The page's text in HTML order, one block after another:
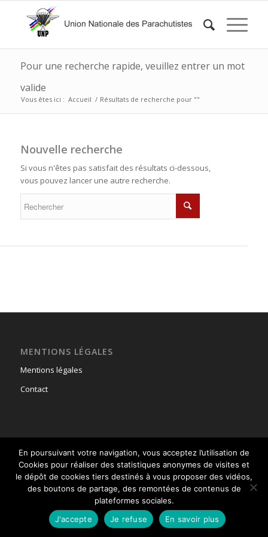
Pour une recherche rapide, veuillez entrer un mot
valide
Vous êtes ici : Accueil / Résultats de recherche pour ""
Nouvelle recherche
Si vous n'êtes pas satisfait des résultats ci-dessous,
vous pouvez lancer une autre recherche.
MENTIONS LÉGALES
Mentions légales
Contact
© Copyright - Union Nationale des Parachutistes -powered by Enfold
WordPress Theme
En poursuivant votre navigation, vous acceptez l’utilisation de
Cookies pour réaliser des statistiques anonymes de visites et
le dépôt de cookies tiers destinés à vous proposer des vidéos,
des boutons de partage, des remontées de contenus de
plateformes sociales.
J'accepte
Je refuse En savoir plus